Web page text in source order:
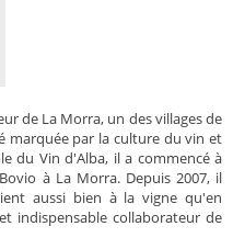
de La Morra, un des villages de
marquée par la culture du vin et
du Vin d'Alba, il a commencé à
à La Morra. Depuis 2007, il
aussi bien à la vigne qu'en
indispensable collaborateur de